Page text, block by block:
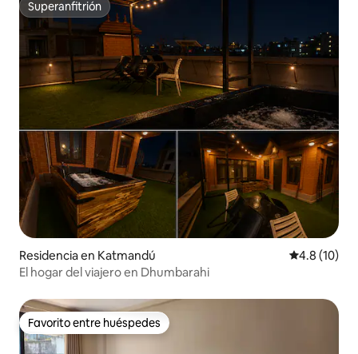
Superanfitrión
Superanfitrión
Residencia en Katmandú Calificación
4.8 (10)
El hogar del viajero en Dhumbarahi
Favorito entre huéspedes
Favorito entre huéspedes